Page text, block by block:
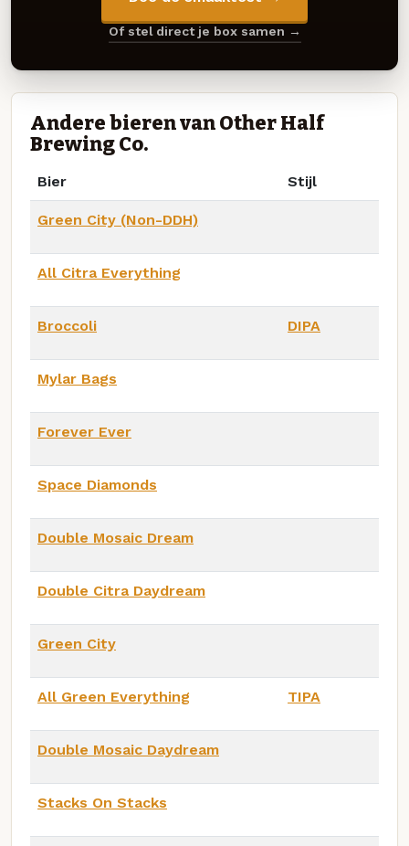
Of stel direct je box samen →
Andere bieren van Other Half
Brewing Co.
Bier Stijl
Green City (Non-DDH)
All Citra Everything
Broccoli DIPA
Mylar Bags
Forever Ever
Space Diamonds
Double Mosaic Dream
Double Citra Daydream
Green City
All Green Everything TIPA
Double Mosaic Daydream
Stacks On Stacks